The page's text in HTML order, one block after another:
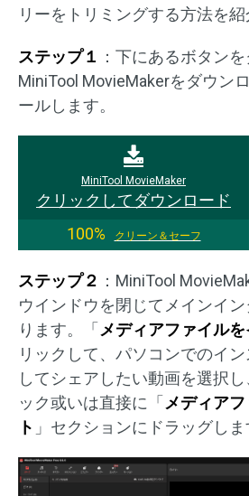
リーをトリミングする方法を紹
ステップ１ ：下にあるボタンを
MiniTool MovieMakerをダウン
ールします。
MiniTool MovieMaker
クリックしてダウンロード
100%
クリーン＆セーフ
ステップ２ ：MiniTool
ウインドウを閉じてメインイ
ります。「 メディアファイル
リックして、パソコンでのイ
してシェアしたい動画を選択し
ック或いは直接に「 メディア
ト 」セクションにドラッグしま